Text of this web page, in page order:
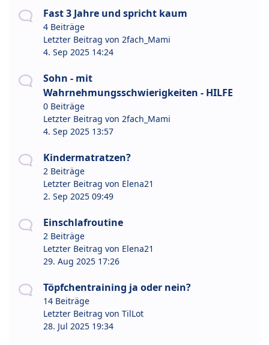
Fast 3 Jahre und spricht kaum
4 Beiträge
Letzter Beitrag von 2fach_Mami
4. Sep 2025 14:24
Sohn - mit
Wahrnehmungsschwierigkeiten - HILFE
0 Beiträge
Letzter Beitrag von 2fach_Mami
4. Sep 2025 13:57
Kindermatratzen?
2 Beiträge
Letzter Beitrag von Elena21
2. Sep 2025 09:49
Einschlafroutine
2 Beiträge
Letzter Beitrag von Elena21
29. Aug 2025 17:26
Töpfchentraining ja oder nein?
14 Beiträge
Letzter Beitrag von TilLot
28. Jul 2025 19:34